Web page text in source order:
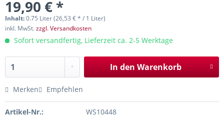
19,90 € *
Inhalt:0.75 Liter (26,53 € * / 1 Liter)
inkl. MwSt.zzgl. Versandkosten
Sofort versandfertig, Lieferzeit ca. 2-5 Werktage
In den Warenkorb
Merken Empfehlen
Artikel-Nr.: WS10448